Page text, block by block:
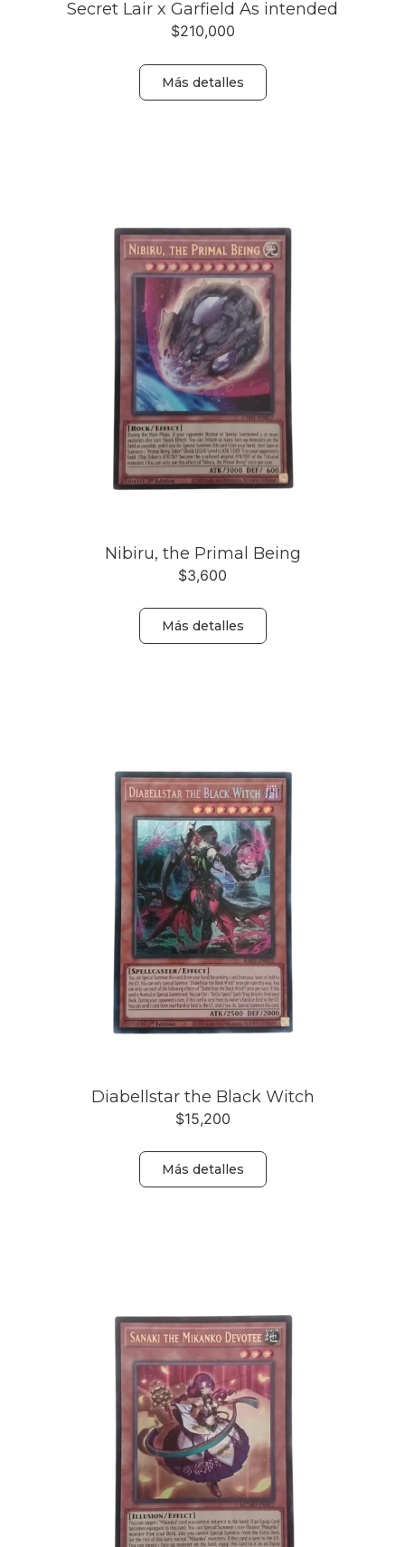
Secret Lair x Garfield As intended
$210,000
Más detalles
Nibiru, the Primal Being
$3,600
Más detalles
Diabellstar the Black Witch
$15,200
Más detalles